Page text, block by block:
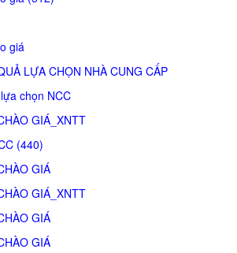
giá
LỰA CHỌN NHÀ CUNG CẤP
chọn NCC
GIÁ_XNTT
(440)
GIÁ
GIÁ_XNTT
GIÁ
GIÁ